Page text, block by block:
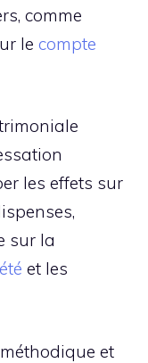
comme
le compte
les effets sur
sur la
et les
et